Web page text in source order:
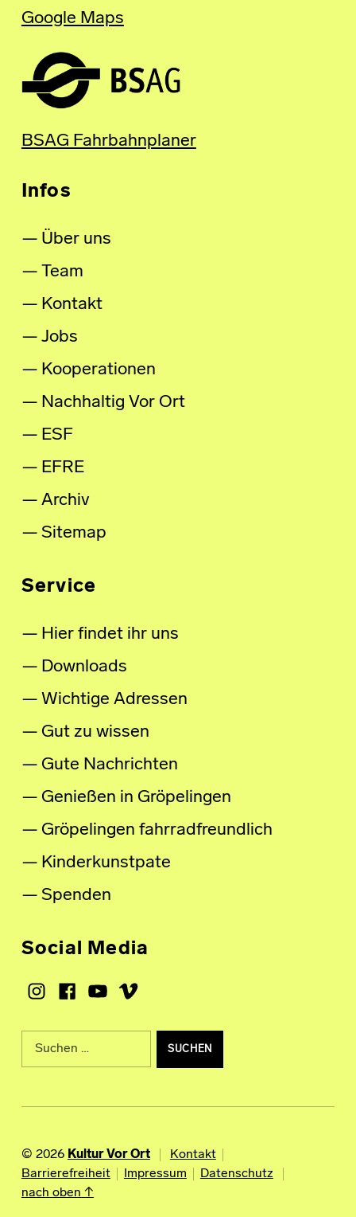
Google Maps
BSAG Fahrbahnplaner
Infos
Über uns
Team
Kontakt
Jobs
Kooperationen
Nachhaltig Vor Ort
ESF
EFRE
Archiv
Sitemap
Service
Hier findet ihr uns
Downloads
Wichtige Adressen
Gut zu wissen
Gute Nachrichten
Genießen in Gröpelingen
Gröpelingen fahrradfreundlich
Kinderkunstpate
Spenden
Social Media
Instagram
Facebook
Youtube
Vimeo
Suche nach:
© 2026 Kultur Vor Ort
Kontakt
Barrierefreiheit
Impressum
Datenschutz
nach oben ↑